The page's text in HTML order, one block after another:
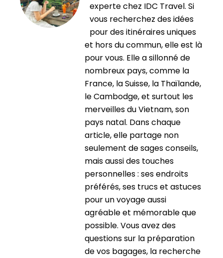
experte chez IDC Travel. Si
vous recherchez des idées
pour des itinéraires uniques
et hors du commun, elle est là
pour vous. Elle a sillonné de
nombreux pays, comme la
France, la Suisse, la Thaïlande,
le Cambodge, et surtout les
merveilles du Vietnam, son
pays natal. Dans chaque
article, elle partage non
seulement de sages conseils,
mais aussi des touches
personnelles : ses endroits
préférés, ses trucs et astuces
pour un voyage aussi
agréable et mémorable que
possible. Vous avez des
questions sur la préparation
de vos bagages, la recherche